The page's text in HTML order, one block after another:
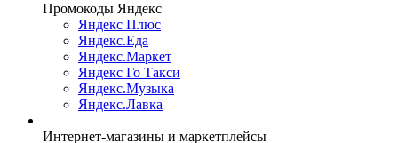
Промокоды Яндекс
Яндекс Плюс
Яндекс.Еда
Яндекс.Маркет
Яндекс Го Такси
Яндекс.Музыка
Яндекс.Лавка
Интернет-магазины и маркетплейсы